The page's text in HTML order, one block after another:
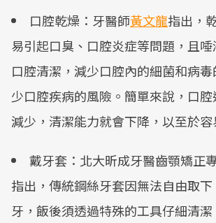
口腔乾燥：牙醫師黃文龍指出，
易引起口臭、口腔炎症等問題，且
口腔清潔，減少口腔內的細菌和病
少口腔疾病的風險。簡單來說，口
減少，清潔能力就會下降，以至於容
戴牙套：北大昕成牙醫齒顎矯正
指出，傳統鋼絲牙套因無法自由取
牙，飯後須透過特殊的工具仔細清